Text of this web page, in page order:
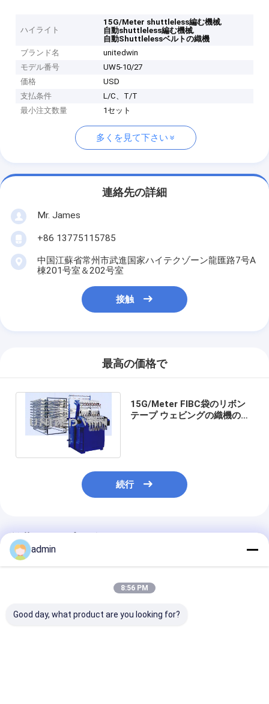
ハイライト
15G/Meter shuttleless編む機械,
自動shuttleless編む機械,
自動Shuttlelessベルトの織機
ブランド名
unitedwin
モデル番号
UW5-10/27
価格
USD
支払条件
L/C、T/T
最小注文数量
1セット
多くを見て下さい
連絡先の詳細
Mr. James
+86 13775115785
中国江蘇省常州市武進国家ハイテクゾーン龍匯路7号A
棟201号室＆202号室
接触
最高の価格で
15G/Meter FIBC袋のリボン
テープ ウェビングの織機のた
続行
推薦されたプロダクト
admin
8:56 PM
Good day, what product are you looking for?